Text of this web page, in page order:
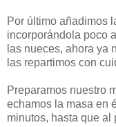
Por último añadimos
incorporándola poco
las nueces, ahora ya
las repartimos con
Preparamos nuestro
echamos la masa en
minutos, hasta que al